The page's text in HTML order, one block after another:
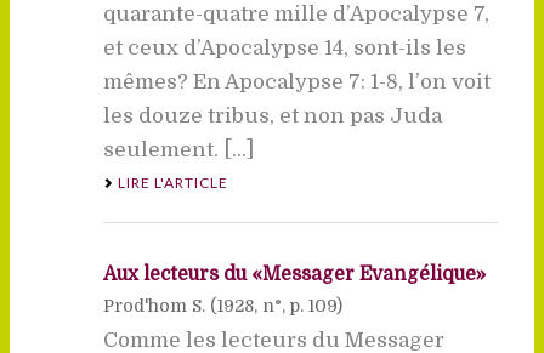
quarante-quatre mille d’Apocalypse 7,
et ceux d’Apocalypse 14, sont-ils les
mêmes? En Apocalypse 7: 1-8, l’on voit
les douze tribus, et non pas Juda
seulement. [...]
LIRE L'ARTICLE
Aux lecteurs du «Messager Evangélique»
Prod'hom S. (1928, n°, p. 109)
Comme les lecteurs du Messager